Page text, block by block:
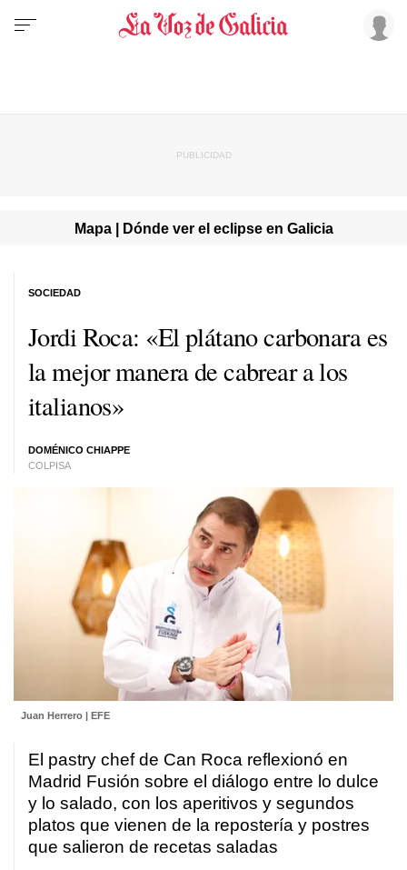
Mapa | Dónde ver el eclipse en Galicia
Jordi Roca: «El plátano carbonara es
la mejor manera de cabrear a los
italianos»
DOMÉNICO CHIAPPE
COLPISA
SOCIEDAD
Juan Herrero | EFE
El pastry chef de Can Roca reflexionó en
Madrid Fusión sobre el diálogo entre lo dulce
y lo salado, con los aperitivos y segundos
platos que vienen de la repostería y postres
que salieron de recetas saladas